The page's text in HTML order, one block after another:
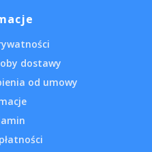
dostawy
od umowy